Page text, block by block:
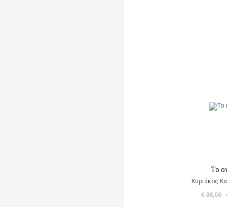
Το
Κυριάκος
€ 38,00